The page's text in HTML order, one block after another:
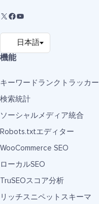
機能
キーワードランクトラッカー
検索統計
ソーシャルメディア統合
Robots.txtエディター
WooCommerce SEO
ローカルSEO
TruSEOスコア分析
リッチスニペットスキーマ